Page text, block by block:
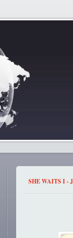
SHE WAITS I -